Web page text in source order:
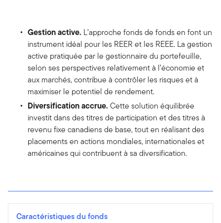
Gestion active. L’approche fonds de fonds en font un
instrument idéal pour les REER et les REEE. La gestion
active pratiquée par le gestionnaire du portefeuille,
selon ses perspectives relativement à l’économie et
aux marchés, contribue à contrôler les risques et à
maximiser le potentiel de rendement.
Diversification accrue. Cette solution équilibrée
investit dans des titres de participation et des titres à
revenu fixe canadiens de base, tout en réalisant des
placements en actions mondiales, internationales et
américaines qui contribuent à sa diversification.
Caractéristiques du fonds